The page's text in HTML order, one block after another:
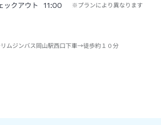
ックアウト 11:00 ※プランにより異なります
ムジンバス岡山駅西口下車→徒歩約１０分